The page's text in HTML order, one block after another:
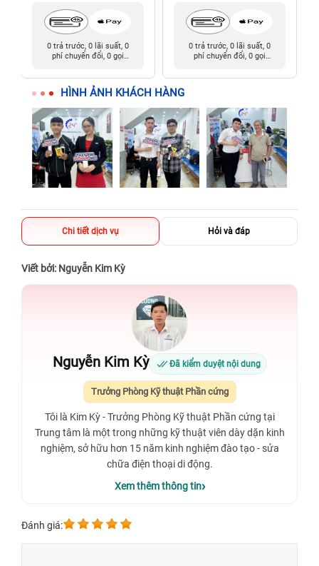
0 trả trước, 0 lãi suất, 0
phí chuyển đổi, 0 gọi
0 trả trước, 0 lãi suất, 0
phí chuyển đổi, 0 gọi
HÌNH ẢNH KHÁCH HÀNG
Chi tiết dịch vụ Hỏi và đáp
Viết bởi: Nguyễn Kim Kỳ
Nguyễn Kim Kỳ Đã kiểm duyệt nội dung
Trưởng Phòng Kỹ thuật Phần cứng
Tôi là Kim Kỳ - Trưởng Phòng Kỹ thuật Phần cứng tại
Trung tâm là một trong những kỹ thuật viên dày dặn kinh
nghiệm, sở hữu hơn 15 năm kinh nghiệm đào tạo - sửa
chữa điện thoại di động.
Xem thêm thông tin
Đánh giá: